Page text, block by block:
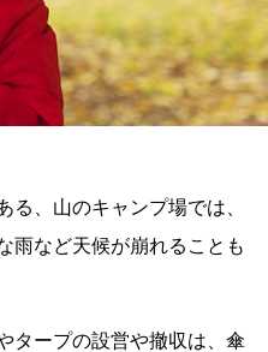
る、山のキャンプ場では、
雨など天候が崩れることも
タープの設営や撤収は、傘